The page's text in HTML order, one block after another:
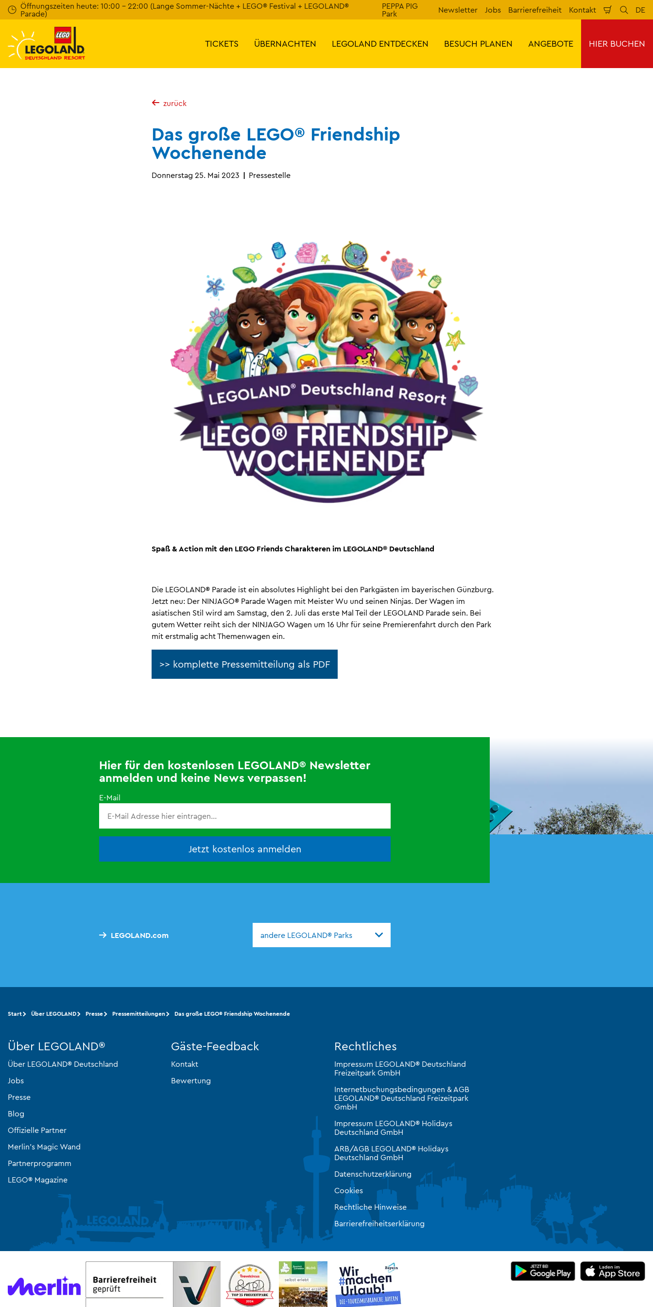
Weiter
zum
Hauptinhalt
Öffnungszeiten heute: 10:00 - 22:00 (Lange Sommer-Nächte + LEGO® Festival + LEGOLAND®
Parade)
PEPPA PIG
Park
Newsletter Jobs Barrierefreiheit Kontakt Warenkorb
DE
TICKETS ÜBERNACHTEN LEGOLAND ENTDECKEN BESUCH PLANEN ANGEBOTE HIER BUCHEN
zurück
Das große LEGO® Friendship
Wochenende
Donnerstag 25. Mai 2023 Pressestelle
Spaß & Action mit den LEGO Friends Charakteren im LEGOLAND® Deutschland
Die LEGOLAND® Parade ist ein absolutes Highlight bei den Parkgästen im bayerischen Günzburg.
Jetzt neu: Der NINJAGO® Parade Wagen mit Meister Wu und seinen Ninjas. Der Wagen im
asiatischen Stil wird am Samstag, den 2. Juli das erste Mal Teil der LEGOLAND Parade sein. Bei
gutem Wetter reiht sich der NINJAGO Wagen um 16 Uhr für seine Premierenfahrt durch den Park
mit erstmalig acht Themenwagen ein.
>> komplette Pressemitteilung als PDF
Hier für den kostenlosen LEGOLAND® Newsletter
anmelden und keine News verpassen!
E-Mail
Jetzt kostenlos anmelden
LEGOLAND.com andere LEGOLAND® Parks
Start Über LEGOLAND Presse Pressemitteilungen Das große LEGO® Friendship Wochenende
Über LEGOLAND®
Über LEGOLAND® Deutschland
Jobs
Presse
Blog
Offizielle Partner
Merlin’s Magic Wand
Partnerprogramm
LEGO® Magazine
Gäste-Feedback
Kontakt
Bewertung
Rechtliches
Impressum LEGOLAND® Deutschland
Freizeitpark GmbH
Internetbuchungsbedingungen & AGB
LEGOLAND® Deutschland Freizeitpark
GmbH
Impressum LEGOLAND® Holidays
Deutschland GmbH
ARB/AGB LEGOLAND® Holidays
Deutschland GmbH
Datenschutzerklärung
Cookies
Rechtliche Hinweise
Barrierefreiheitserklärung